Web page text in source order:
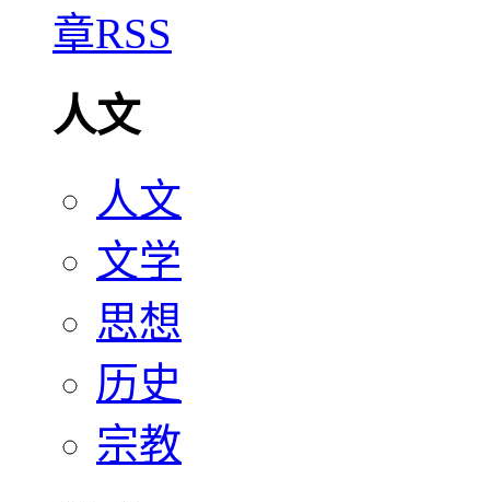
人文
人文
文学
思想
历史
宗教